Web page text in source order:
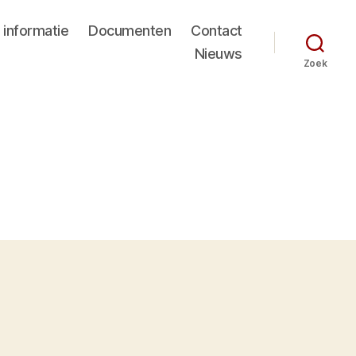
informatie Documenten
Contact
Nieuws
Zoek